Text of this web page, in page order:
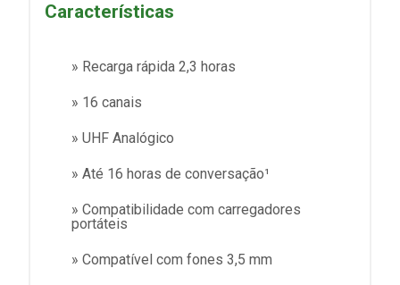
Características
» Recarga rápida 2,3 horas
» 16 canais
» UHF Analógico
» Até 16 horas de conversação¹
» Compatibilidade com carregadores
portáteis
» Compatível com fones 3,5 mm